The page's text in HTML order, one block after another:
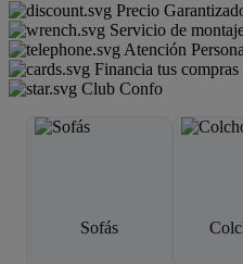
Precio
Servicio de
Atención
Financia tus
Club Confo
Sofás